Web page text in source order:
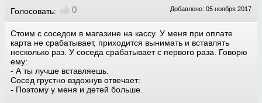
Голосовать: 0 Добавлено: 05 ноября 2017
Стоим с соседом в магазине на кассу. У меня при оплате
карта не срабатывает, приходится вынимать и вставлять
несколько раз. У соседа срабатывает с первого раза. Говорю
ему:
- А ты лучше вставляешь.
Сосед грустно вздохнув отвечает:
- Поэтому у меня и детей больше.